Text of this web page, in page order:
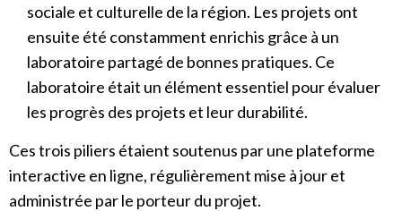
sociale et culturelle de la région. Les projets ont
ensuite été constamment enrichis grâce à un
laboratoire partagé de bonnes pratiques. Ce
laboratoire était un élément essentiel pour évaluer
les progrès des projets et leur durabilité.
Ces trois piliers étaient soutenus par une plateforme
interactive en ligne, régulièrement mise à jour et
administrée par le porteur du projet.